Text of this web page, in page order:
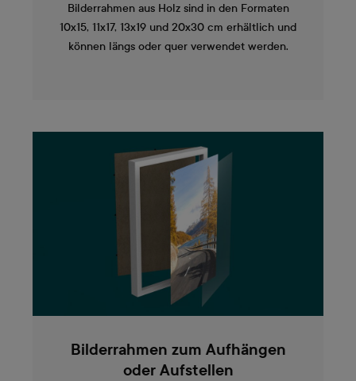
Bilderrahmen aus Holz sind in den Formaten
10x15, 11x17, 13x19 und 20x30 cm erhältlich und
können längs oder quer verwendet werden.
Bilderrahmen zum Aufhängen
oder Aufstellen